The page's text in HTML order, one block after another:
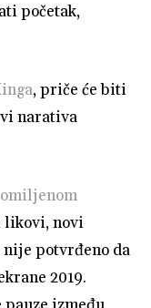
početak,
, priče će biti
narativa
omiljenom
likovi, novi
nije potvrđeno da
2019.